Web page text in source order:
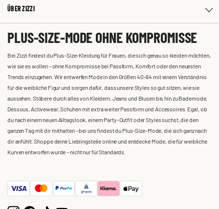
ÜBER ZIZZI
PLUS-SIZE-MODE OHNE KOMPROMISSE
Bei Zizzi findest du Plus-Size-Kleidung für Frauen, die sich genau so kleiden möchten,
wie sie es wollen – ohne Kompromisse bei Passform, Komfort oder den neuesten
Trends einzugehen. Wir entwerfen Mode in den Größen 40-64 mit einem Verständnis
für die weibliche Figur und sorgen dafür, dass unsere Styles so gut sitzen, wie sie
aussehen. Stöbere durch alles von Kleidern, Jeans und Blusen bis hin zu Bademode,
Dessous, Activewear, Schuhen mit extra weiter Passform und Accessoires. Egal, ob
du nach einem neuen Alltagslook, einem Party-Outfit oder Styles suchst, die den
ganzen Tag mit dir mithalten – bei uns findest du Plus-Size-Mode, die sich ganz nach
dir anfühlt. Shoppe deine Lieblingsteile online und entdecke Mode, die für weibliche
Kurven entworfen wurde – nicht nur für Standards.